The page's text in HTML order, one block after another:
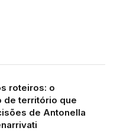
roteiros: o
de território que
de Antonella